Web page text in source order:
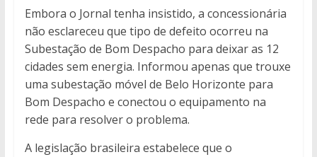
Embora o Jornal tenha insistido, a concessionária
não esclareceu que tipo de defeito ocorreu na
Subestação de Bom Despacho para deixar as 12
cidades sem energia. Informou apenas que trouxe
uma subestação móvel de Belo Horizonte para
Bom Despacho e conectou o equipamento na
rede para resolver o problema.
A legislação brasileira estabelece que o